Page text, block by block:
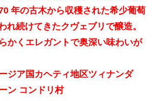
年の古木から収穫された希少葡萄
れ続けてきたクヴェブリで醸造。
かくエレガントで奥深い味わいが
ジア国カヘティ地区ツィナンダ
ン コンドリ村